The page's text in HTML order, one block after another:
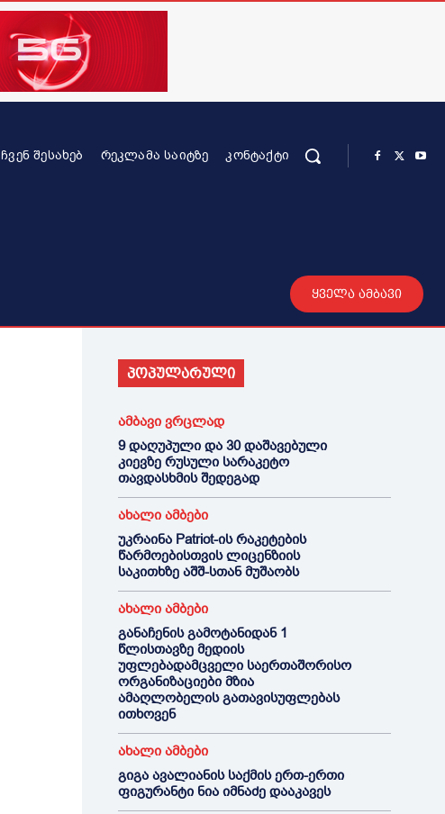
ᲩᲕᲔᲜ ᲨᲔᲡᲐᲮᲔᲑ ᲠᲔᲙᲚᲐᲛᲐ ᲡᲐᲘᲢᲖᲔ ᲙᲝᲜᲢᲐᲥᲢᲘ
ყველა ამბავი
პოპულარული
ამბავი ვრცლად
9 დაღუპული და 30 დაშავებული
კიევზე რუსული სარაკეტო
თავდასხმის შედეგად
ახალი ამბები
უკრაინა Patriot-ის რაკეტების
წარმოებისთვის ლიცენზიის
საკითხზე აშშ-სთან მუშაობს
ახალი ამბები
განაჩენის გამოტანიდან 1
წლისთავზე მედიის
უფლებადამცველი საერთაშორისო
ორგანიზაციები მზია
ამაღლობელის გათავისუფლებას
ითხოვენ
ახალი ამბები
გიგა ავალიანის საქმის ერთ-ერთი
ფიგურანტი ნია იმნაძე დააკავეს